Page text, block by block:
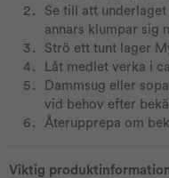
Se till att
annars klumpar sig
Strö ett tunt lager
Låt medlet verka i
Dammsug eller
vid behov efter
Återupprepa om
Viktig